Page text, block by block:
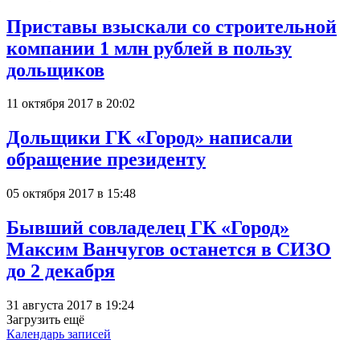
Приставы взыскали со строительной
компании 1 млн рублей в пользу
дольщиков
11 октября 2017 в 20:02
Дольщики ГК «Город» написали
обращение президенту
05 октября 2017 в 15:48
Бывший совладелец ГК «Город»
Максим Ванчугов останется в СИЗО
до 2 декабря
31 августа 2017 в 19:24
Загрузить ещё
Календарь записей